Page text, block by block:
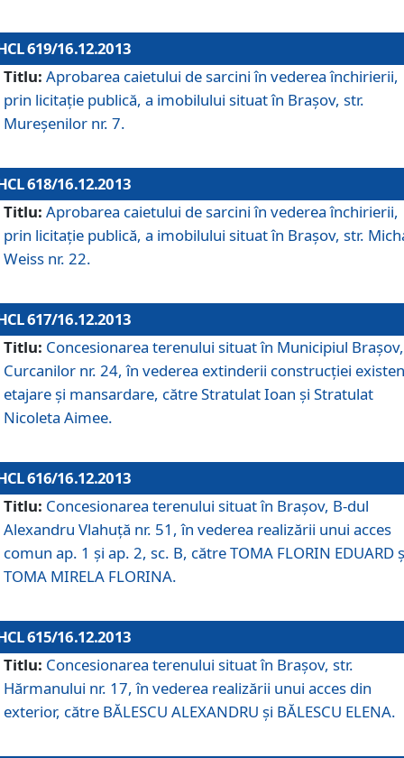
619/16.12.2013
Titlu: Aprobarea caietului de sarcini în vederea închirierii,
prin licitaţie publică, a imobilului situat în Braşov, str.
Mureşenilor nr. 7.
618/16.12.2013
Titlu: Aprobarea caietului de sarcini în vederea închirierii,
prin licitaţie publică, a imobilului situat în Braşov, str.
Weiss nr. 22.
617/16.12.2013
Titlu: Concesionarea terenului situat în Municipiul
Curcanilor nr. 24, în vederea extinderii construcţiei
etajare şi mansardare, către Stratulat Ioan şi Stratulat
Nicoleta Aimee.
616/16.12.2013
Titlu: Concesionarea terenului situat în Braşov, B-dul
Alexandru Vlahuţă nr. 51, în vederea realizării unui acces
comun ap. 1 şi ap. 2, sc. B, către TOMA FLORIN EDUARD
TOMA MIRELA FLORINA.
615/16.12.2013
Titlu: Concesionarea terenului situat în Braşov, str.
Hărmanului nr. 17, în vederea realizării unui acces din
exterior, către BĂLESCU ALEXANDRU şi BĂLESCU ELENA.